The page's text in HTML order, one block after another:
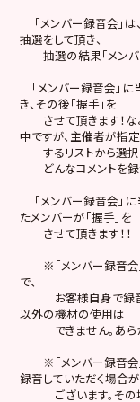
「メンバー録音会」
抽選をして頂き、
抽選の結果「メンバ
「メンバー録音会」
き、その後「握手」を
させて頂きます！な
中ですが、主催者が指定
するリストから選択
どんなコメントを録
「メンバー録音会」
たメンバーが「握手」を
させて頂きます！！
※「メンバー録音会」
で、
お客様自身で録音し
以外の機材の使用は
できません。あらか
※「メンバー録音会
録音していただく場合が
ございます。その場